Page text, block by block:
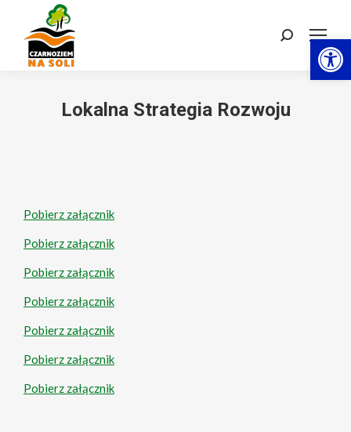
Szukaj:
Lokalna Strategia Rozwoju
Pobierz załącznik
Pobierz załącznik
Pobierz załącznik
Pobierz załącznik
Pobierz załącznik
Pobierz załącznik
Pobierz załącznik